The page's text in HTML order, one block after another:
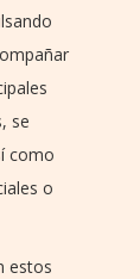
se
como
o
estos